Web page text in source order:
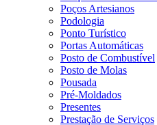
Poços Artesianos
Podologia
Ponto Turístico
Portas Automáticas
Posto de Combustível
Posto de Molas
Pousada
Pré-Moldados
Presentes
Prestação de Serviços